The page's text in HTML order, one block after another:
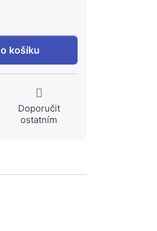
kus 35x28x35 mm lis cu plyn
košíku
Doporučit
ostatním